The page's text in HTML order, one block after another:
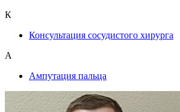
К
Консультация сосудистого хирурга
А
Ампутация пальца